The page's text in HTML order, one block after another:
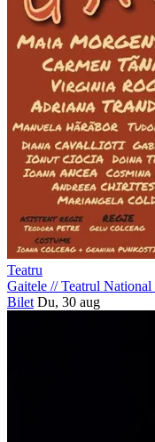
Teatru
Gaitele //Teatrul National
Bilet Du, 30 aug